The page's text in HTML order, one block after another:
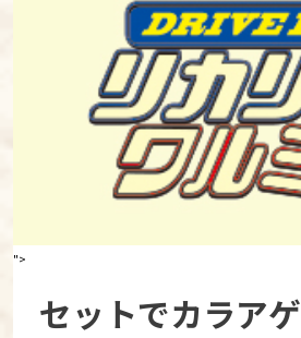
">
セットでカラアゲ